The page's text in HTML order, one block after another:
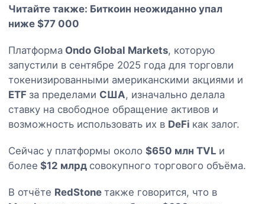
Читайте также: Биткоин неожиданно упал
ниже $77 000
Платформа Ondo Global Markets, которую
запустили в сентябре 2025 года для торговли
токенизированными американскими акциями и
ETF за пределами США, изначально делала
ставку на свободное обращение активов и
возможность использовать их в DeFi как залог.
Сейчас у платформы около $650 млн TVL и
более $12 млрд совокупного торгового объёма.
В отчёте RedStone также говорится, что в